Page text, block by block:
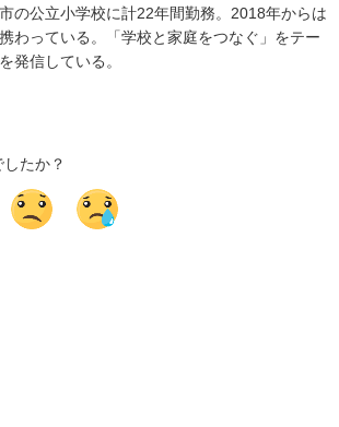
の公立小学校に計22年間勤務。2018年からは
わっている。「学校と家庭をつなぐ」をテー
発信している。
たか？